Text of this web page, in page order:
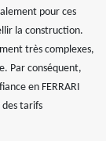
pour ces
la construction.
très complexes,
Par conséquent,
en FERRARI
tarifs